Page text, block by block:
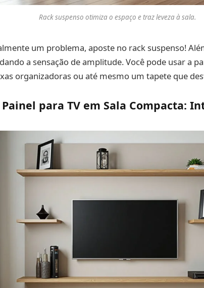
Rack suspenso otimiza o espaço e traz leveza à sala.
um problema, aposte no rack suspenso!
a sensação de amplitude. Você pode usar a
organizadoras ou até mesmo um tapete que
Painel para TV em Sala Compacta: